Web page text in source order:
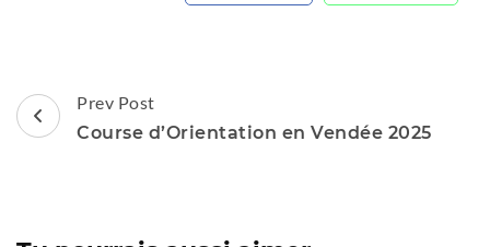
Post
Navigation
Prev Post
Course d’Orientation en Vendée 2025